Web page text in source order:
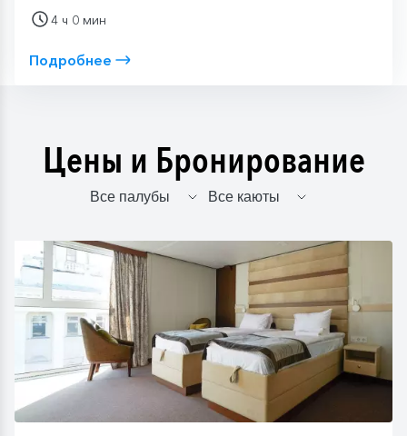
4 ч 0 мин
Подробнее
Цены и Бронирование